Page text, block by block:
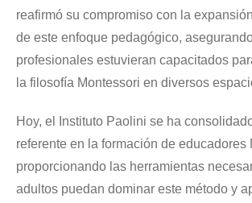
reafirmó su compromiso con la
de este enfoque pedagógico,
profesionales estuvieran capacitados
la filosofía Montessori en diversos
Hoy, el Instituto Paolini se ha
referente en la formación de educadores
proporcionando las herramientas
adultos puedan dominar este método y